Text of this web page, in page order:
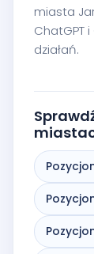
miasta
ChatGPT
działań.